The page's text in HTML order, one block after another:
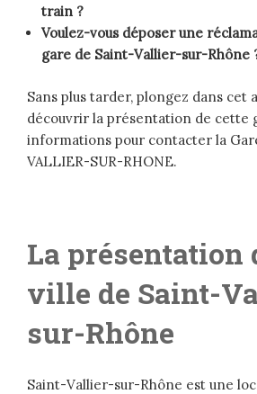
train ?
Voulez-vous déposer une
gare de Saint-Vallier-sur-Rhône
Sans plus tarder, plongez dans cet
découvrir la présentation de cette
informations pour contacter la
VALLIER-SUR-RHONE.
La présentation
ville de Saint-
sur-Rhône
Saint-Vallier-sur-Rhône est une